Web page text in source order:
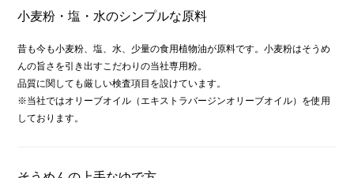
小麦粉・塩・水のシンプルな原料
昔も今も小麦粉、塩、水、少量の食用植物油が原料です。小麦粉はそうめ
んの旨さを引き出すこだわりの当社専用粉。
品質に関しても厳しい検査項目を設けています。
※当社ではオリーブオイル（エキストラバージンオリーブオイル）を使用
しております。